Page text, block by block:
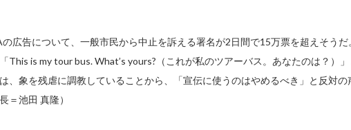
広告について、一般市民から中止を訴える署名が2日間で15万票を超えそう
This is my tour bus. What’s yours?（これが私のツアーバス。あなたのは？）
、象を残虐に調教していることから、「宣伝に使うのはやめるべき」と反対
＝池田 真隆）